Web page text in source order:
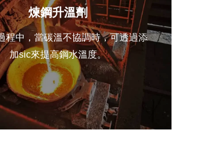
煉鋼升溫劑
程中，當碳溫不協調時，可透過添
加sic來提高鋼水溫度。